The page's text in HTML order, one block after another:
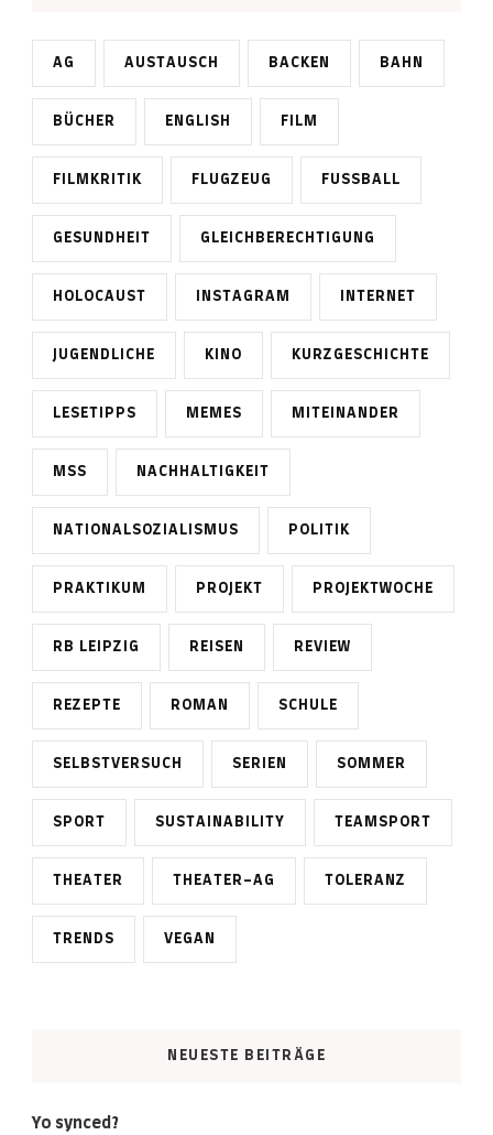
AG AUSTAUSCH BACKEN BAHN
BÜCHER ENGLISH FILM
FILMKRITIK FLUGZEUG FUSSBALL
GESUNDHEIT GLEICHBERECHTIGUNG
HOLOCAUST INSTAGRAM INTERNET
JUGENDLICHE KINO KURZGESCHICHTE
LESETIPPS MEMES MITEINANDER
MSS NACHHALTIGKEIT
NATIONALSOZIALISMUS POLITIK
PRAKTIKUM PROJEKT PROJEKTWOCHE
RB LEIPZIG REISEN REVIEW
REZEPTE ROMAN SCHULE
SELBSTVERSUCH SERIEN SOMMER
SPORT SUSTAINABILITY TEAMSPORT
THEATER THEATER-AG TOLERANZ
TRENDS VEGAN
NEUESTE BEITRÄGE
Yo synced?